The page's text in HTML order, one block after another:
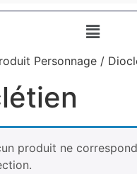
Personnage /
produit ne